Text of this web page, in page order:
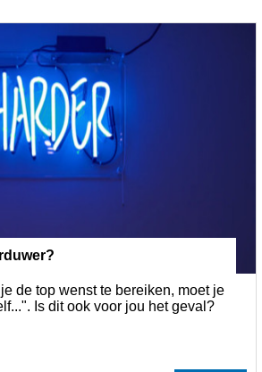
de top wenst te bereiken, moet je
Is dit ook voor jou het geval?